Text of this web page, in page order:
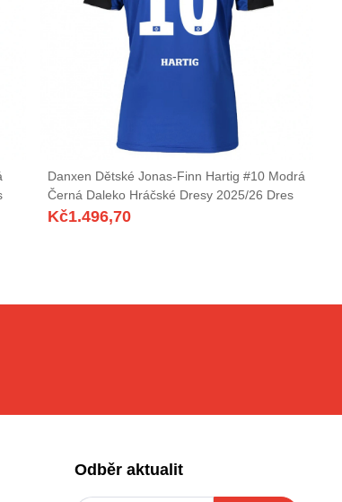
Danxen Dětské Jonas-Finn Hartig #10 Modrá
Černá Daleko Hráčské Dresy 2025/26 Dres
Kč1.496,70
Odběr aktualit